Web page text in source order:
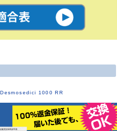
Desmosedici 1000 RR